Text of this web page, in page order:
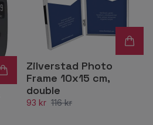
Zilverstad Photo
Frame 10x15 cm,
double
93 kr 116 kr